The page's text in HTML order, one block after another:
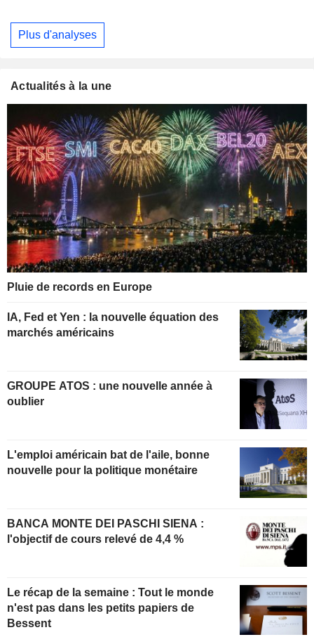
Plus d'analyses
Actualités à la une
Pluie de records en Europe
IA, Fed et Yen : la nouvelle équation des
marchés américains
GROUPE ATOS : une nouvelle année à
oublier
L'emploi américain bat de l'aile, bonne
nouvelle pour la politique monétaire
BANCA MONTE DEI PASCHI SIENA :
l'objectif de cours relevé de 4,4 %
Le récap de la semaine : Tout le monde
n'est pas dans les petits papiers de
Bessent